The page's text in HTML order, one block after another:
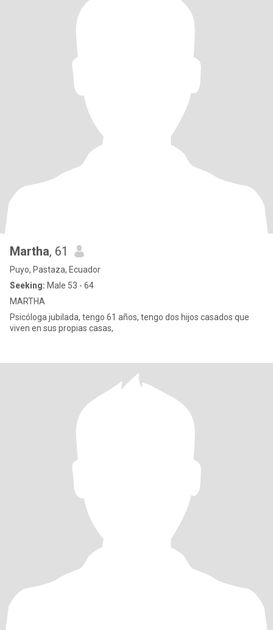
Martha, 61
Puyo, Pastaza, Ecuador
Seeking: Male 53 - 64
MARTHA
Psicóloga jubilada, tengo 61 años, tengo dos hijos casados que
viven en sus propias casas,